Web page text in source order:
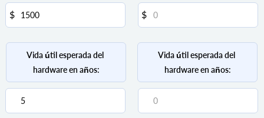
Vida útil esperada del
hardware en años:
Vida útil esperada del
hardware en años: